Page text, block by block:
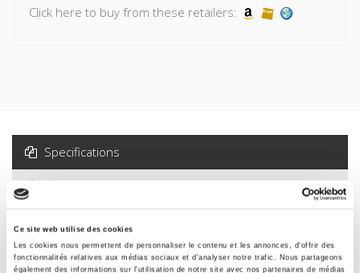
Ce site web utilise des cookies
Les cookies nous permettent de personnaliser le contenu et les annonces, d'offrir des
fonctionnalités relatives aux médias sociaux et d'analyser notre trafic. Nous partageons
également des informations sur l'utilisation de notre site avec nos partenaires de médias
Click here to buy from these retailers:
Specifications
Formats